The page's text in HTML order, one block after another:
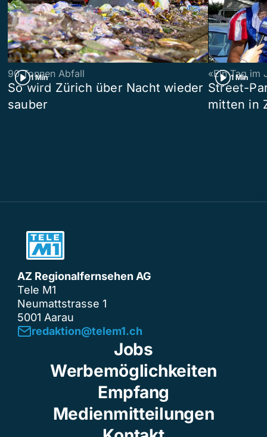
1 Min
90 Tonnen Abfall
So wird Zürich über Nacht wieder
sauber
1 Min
«Ein Tag im
Street-
mitten in
AZ Regionalfernsehen AG
Tele M1
Neumattstrasse 1
5001 Aarau
redaktion@telem1.ch
Jobs
Werbemöglichkeiten
Empfang
Medienmitteilungen